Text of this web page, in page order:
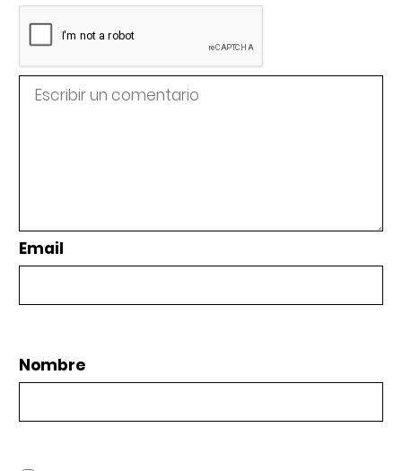
Email
Nombre